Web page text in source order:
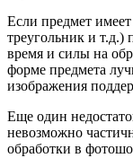
Если предмет
треугольник и т.д.)
время и силы на
форме предмета
изображения
Еще один
невозможно
обработки в